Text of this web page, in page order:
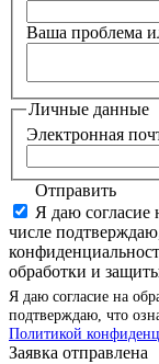
Ваша проблема
Личные данные
Электронная
Отправить
Я даю согласие
числе
обработки и
Я даю согласие на
подтверждаю, что
Политикой
Заявка отправлена